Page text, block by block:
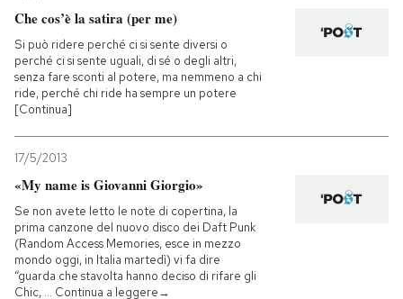
Che cos’è la satira (per me)
Si può ridere perché ci si sente diversi o
perché ci si sente uguali, di sé o degli altri,
senza fare sconti al potere, ma nemmeno a chi
ride, perché chi ride ha sempre un potere
[Continua]
17/5/2013
«My name is Giovanni Giorgio»
Se non avete letto le note di copertina, la
prima canzone del nuovo disco dei Daft Punk
(Random Access Memories, esce in mezzo
mondo oggi, in Italia martedì) vi fa dire
“guarda che stavolta hanno deciso di rifare gli
Chic, … Continua a leggere→